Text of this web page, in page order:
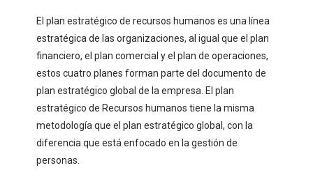
El plan estratégico de recursos humanos es una línea
estratégica de las organizaciones, al igual que el plan
financiero, el plan comercial y el plan de operaciones,
estos cuatro planes forman parte del documento de
plan estratégico global de la empresa. El plan
estratégico de Recursos humanos tiene la misma
metodología que el plan estratégico global, con la
diferencia que está enfocado en la gestión de
personas.